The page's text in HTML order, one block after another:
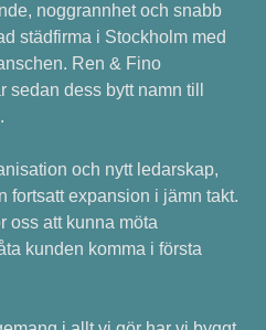
noggrannhet och snabb
städfirma i Stockholm med
Ren & Fino
dess bytt namn till
och nytt ledarskap,
fortsatt expansion i jämn takt.
oss att kunna möta
kunden komma i första